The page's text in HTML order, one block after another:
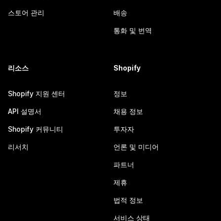
스토어 관리 배송
통화 및 번역
리소스
Shopify 지원 센터
API 설명서
Shopify 커뮤니티
리서치
Shopify
정보
채용 정보
투자자
언론 및 미디어
파트너
제휴
법적 정보
서비스 상태